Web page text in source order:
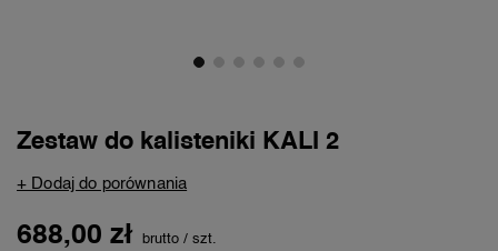
Zestaw do kalisteniki KALI 2
+ Dodaj do porównania
688,00 zł brutto / szt.